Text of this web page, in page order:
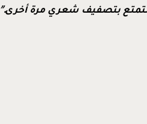
بتصفيف شعري مرة أخرى.”